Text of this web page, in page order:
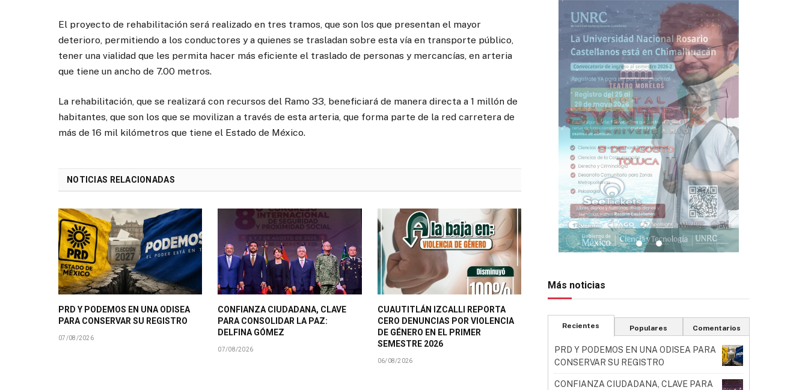
El proyecto de rehabilitación será realizado en tres tramos, que son los que presentan el mayor
deterioro, permitiendo a los conductores y a quienes se trasladan sobre esta vía en transporte público,
tener una vialidad que les permita hacer más eficiente el traslado de personas y mercancías, en arteria
que tiene un ancho de 7.00 metros.
La rehabilitación, que se realizará con recursos del Ramo 33, beneficiará de manera directa a 1 millón de
habitantes, que son los que se movilizan a través de esta arteria, que forma parte de la red carretera de
más de 16 mil kilómetros que tiene el Estado de México.
NOTICIAS RELACIONADAS
PRD Y PODEMOS EN UNA ODISEA
PARA CONSERVAR SU REGISTRO
07/08/2026
CONFIANZA CIUDADANA, CLAVE
PARA CONSOLIDAR LA PAZ:
DELFINA GÓMEZ
07/08/2026
CUAUTITLÁN IZCALLI REPORTA
CERO DENUNCIAS POR VIOLENCIA
DE GÉNERO EN EL PRIMER
SEMESTRE 2026
06/08/2026
Más noticias
Recientes Populares Comentarios
PRD Y PODEMOS EN UNA ODISEA PARA
CONSERVAR SU REGISTRO
CONFIANZA CIUDADANA, CLAVE PARA